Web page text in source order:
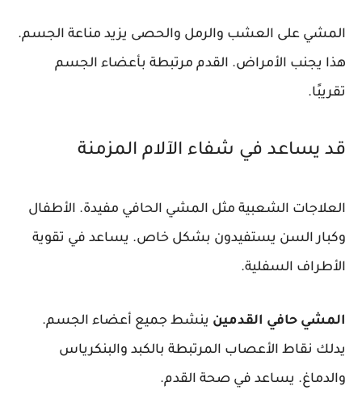
المشي على العشب والرمل والحصى يزيد مناعة الجسم.
هذا يجنب الأمراض. القدم مرتبطة بأعضاء الجسم
تقريبًا.
قد يساعد في شفاء الآلام المزمنة
العلاجات الشعبية مثل المشي الحافي مفيدة. الأطفال
وكبار السن يستفيدون بشكل خاص. يساعد في تقوية
الأطراف السفلية.
المشي حافي القدمين ينشط جميع أعضاء الجسم.
يدلك نقاط الأعصاب المرتبطة بالكبد والبنكرياس
والدماغ. يساعد في صحة القدم.